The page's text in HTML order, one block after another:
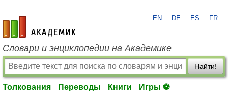
academic.ru
EN DE ES FR
Словари и энциклопедии на Академике
Найти!
Толкования Переводы Книги Игры ⚽